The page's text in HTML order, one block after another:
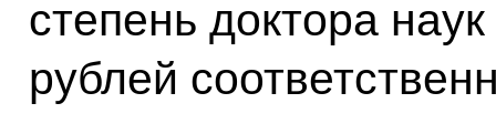
степень доктора
рублей